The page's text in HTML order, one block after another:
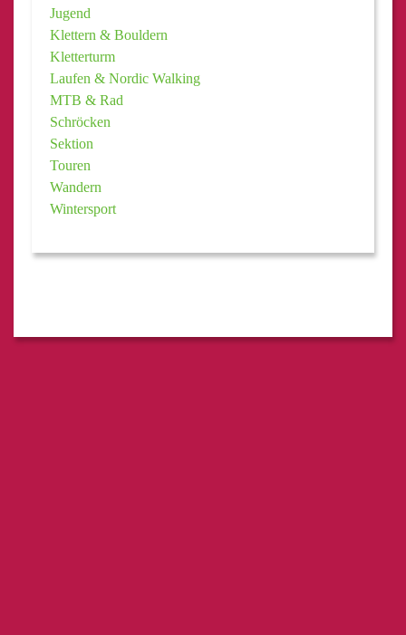
Jugend
Klettern & Bouldern
Kletterturm
Laufen & Nordic Walking
MTB & Rad
Schröcken
Sektion
Touren
Wandern
Wintersport